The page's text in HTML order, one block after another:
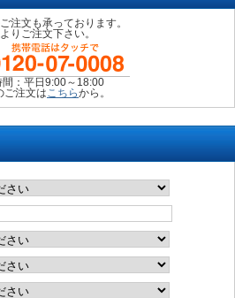
注文も承っております。
りご注文下さい。
間：平日9:00～18:00
ご注文はこちらから。